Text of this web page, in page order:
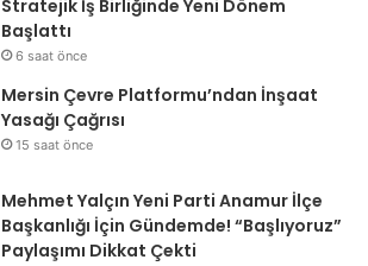
Stratejik İş Birliğinde Yeni Dönem
Başlattı
6 saat önce
Mersin Çevre Platformu’ndan İnşaat
Yasağı Çağrısı
15 saat önce
Mehmet Yalçın Yeni Parti Anamur İlçe
Başkanlığı İçin Gündemde! “Başlıyoruz”
Paylaşımı Dikkat Çekti